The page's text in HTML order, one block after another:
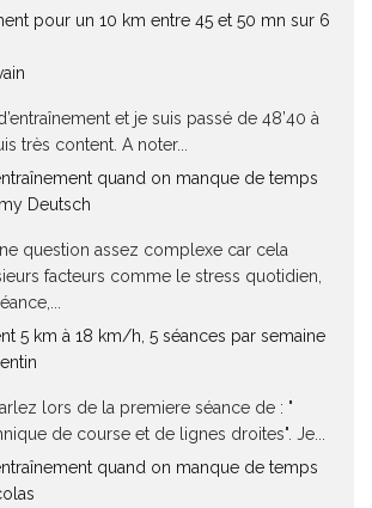
pour un 10 km entre 45 et 50 mn sur 6
et je suis passé de 48’40 à
très content. A noter...
quand on manque de temps
Deutsch
question assez complexe car cela
facteurs comme le stress quotidien,
5 km à 18 km/h, 5 séances par semaine
lors de la premiere séance de : "
de course et de lignes droites". Je...
quand on manque de temps